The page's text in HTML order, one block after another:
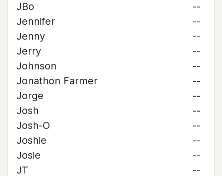
JBo
--
Jennifer
--
Jenny
--
Jerry
--
Johnson
--
Jonathon Farmer
--
Jorge
--
Josh
--
Josh-O
--
Joshie
--
Josie
--
JT
--